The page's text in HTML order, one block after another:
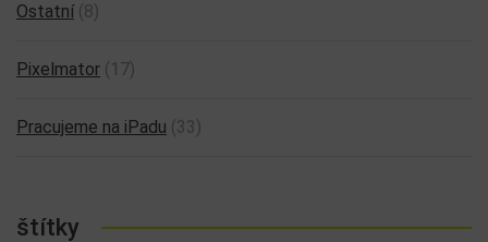
Ostatní (8)
Pixelmator (17)
Pracujeme na iPadu (33)
štítky